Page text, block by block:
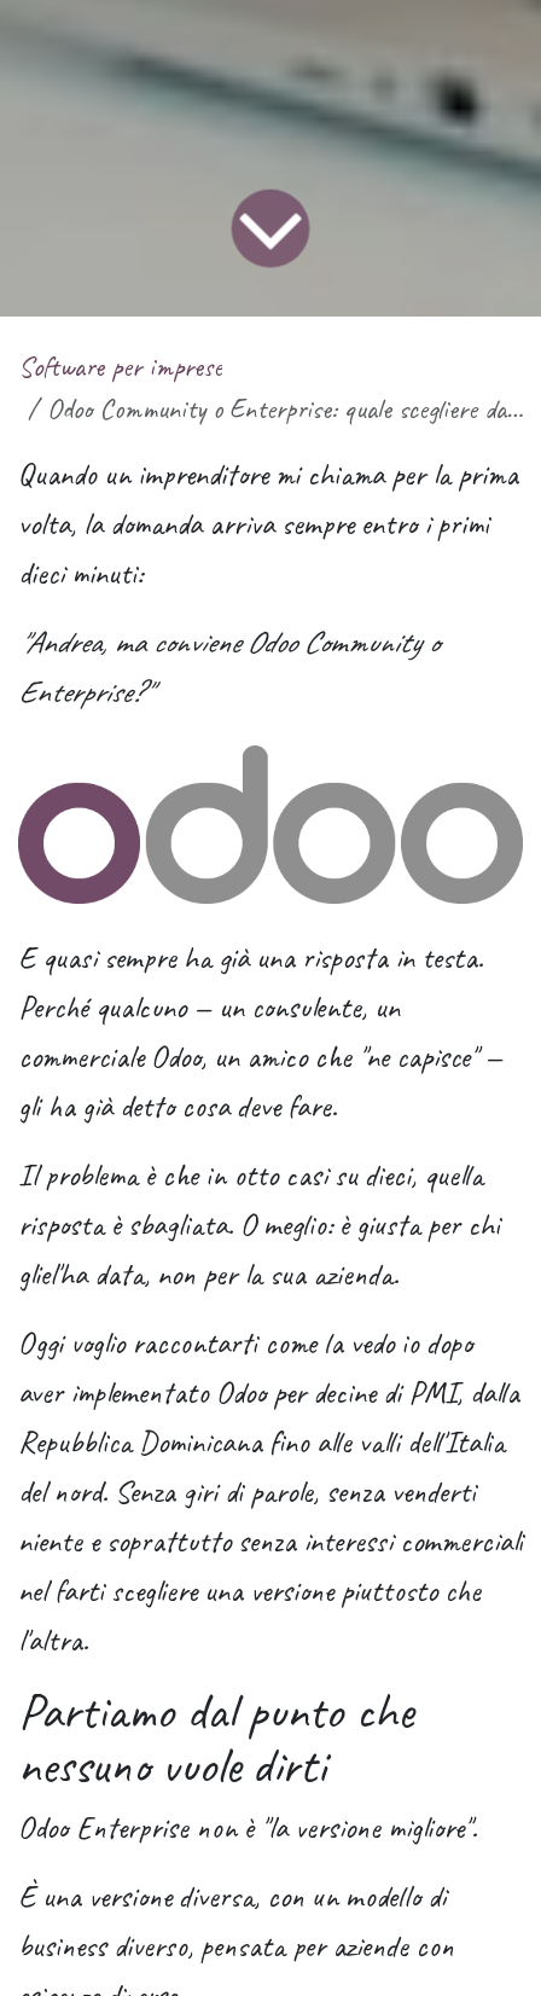
Software per imprese
Odoo Community o Enterprise: quale scegliere davvero (e perché quasi nessuno te lo spiega bene)
Quando un imprenditore mi chiama per la prima
volta, la domanda arriva sempre entro i primi
dieci minuti:
"Andrea, ma conviene Odoo Community o
Enterprise?"
E quasi sempre ha già una risposta in testa.
Perché qualcuno — un consulente, un
commerciale Odoo, un amico che "ne capisce" —
gli ha già detto cosa deve fare.
Il problema è che in otto casi su dieci, quella
risposta è sbagliata. O meglio: è giusta per chi
gliel'ha data, non per la sua azienda.
Oggi voglio raccontarti come la vedo io dopo
aver implementato Odoo per decine di PMI, dalla
Repubblica Dominicana fino alle valli dell'Italia
del nord. Senza giri di parole, senza venderti
niente e soprattuttosenza interessi commerciali
nel farti scegliere una versione piuttosto che
l'altra.
Partiamo dal punto che
nessuno vuole dirti
Odoo Enterprise non è "la versione migliore".
Èuna versione diversa, con un modello di
business diverso, pensata per aziende con